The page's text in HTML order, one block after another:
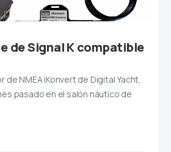
de Signal K compatible
de NMEA iKonvert de Digital Yacht,
pasado en el salón náutico de